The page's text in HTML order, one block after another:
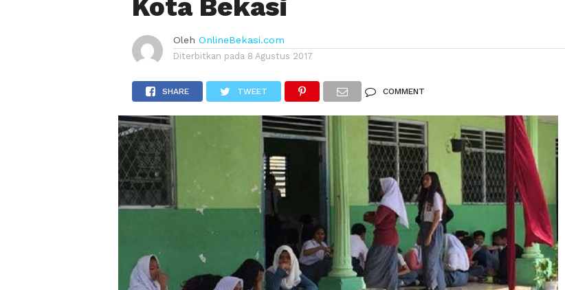
Kota Bekasi
Oleh OnlineBekasi.com
Diterbitkan pada 8 Agustus 2017
SHARE TWEET COMMENT